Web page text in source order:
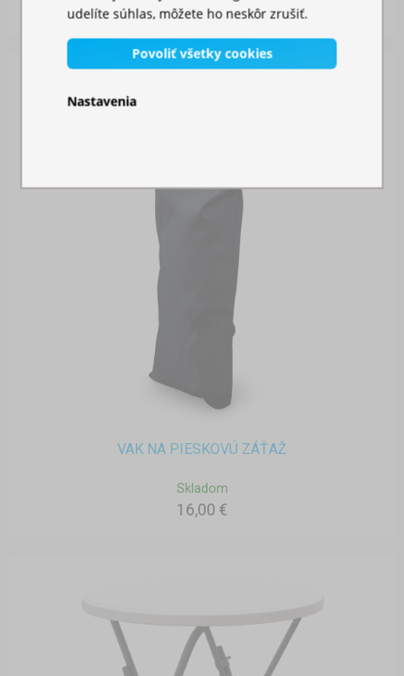
26,00 €
VAK NA PIESKOVÚ ZÁŤAŽ
Skladom
16,00 €
udelíte súhlas, môžete ho neskôr zrušiť.
Povoliť všetky cookies
Nastavenia